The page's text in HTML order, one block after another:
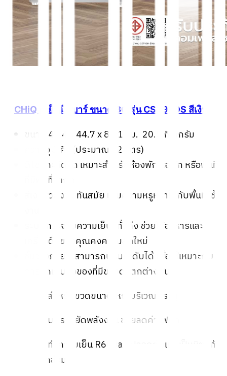
CHiQ ตู้เย็นมินิบาร์ ขนาด 3Q รุ่น CSR92DS สีเงิน
ขนาด 47.4 x 44.7 x 83.1 ซม. 20.5 กิโลกรัม
ความจุ 3 คิว (ประมาณ 92 ลิตร)
ดีไซน์กะทัดรัด เหมาะสำหรับห้องพัก หอพัก หรือพื้นที่
ที่มีพื้นที่จำกัด
สีเงินสวยงาม ทันสมัย เพิ่มความหรูหราให้กับพื้นที่ใช้
ระบบกระจายความเย็นที่ทั่วถึง ช่วยให้อาหารและ
เครื่องดื่มของคุณคงความสดใหม่
ชั้นวางภายในสามารถปรับระดับได้ เพื่อให้เหมาะกับ
การจัดเก็บสิ่งของที่มีขนาดแตกต่างกัน
มีพื้นที่สำหรับขวดขนาดใหญ่บริเวณประตู
ใช้ระบบประหยัดพลังงาน ช่วยลดค่าไฟฟ้า
ใช้สารทำความเย็น R600a ที่ปลอดภัยและเป็นมิตรกับ
สิ่งแวดล้อม